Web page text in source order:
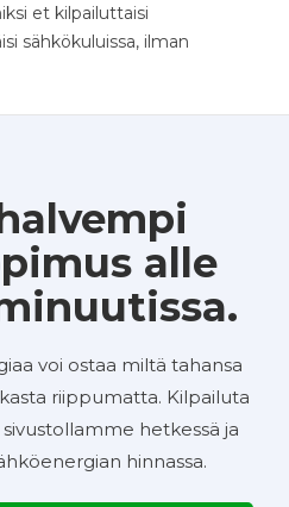
et kilpailuttaisi
sähkökuluissa, ilman
alle
voi ostaa miltä tahansa
riippumatta. Kilpailuta
hetkessä ja
hinnassa.